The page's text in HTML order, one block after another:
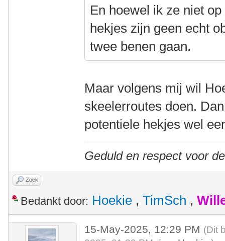
En hoewel ik ze niet
hekjes zijn geen echt
twee benen gaan.
Maar volgens mij wil
skeelerroutes doen.
potentiele hekjes wel
Geduld en respect voor
Zoek
Bedankt door: Hoekie , TimSch ,
15-May-2025, 12:29 PM (Dit